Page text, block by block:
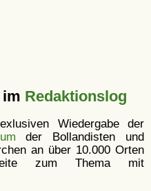
Redaktionslog
Wiedergabe der
der Bollandisten und
an über 10.000 Orten
zum Thema mit